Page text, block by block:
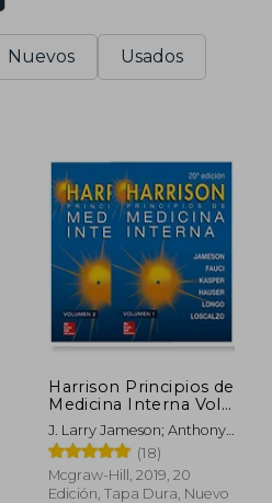
Nuevos Usados
Harrison Principios de
Medicina Interna Vols
1 y 2
J. Larry Jameson; Anthony
Fauci; Dennis Kasper;
Stephen Hauser; Dan
Longo; Joseph Loscalzo
(18)
Mcgraw-Hill, 2019, 20
Edición, Tapa Dura, Nuevo